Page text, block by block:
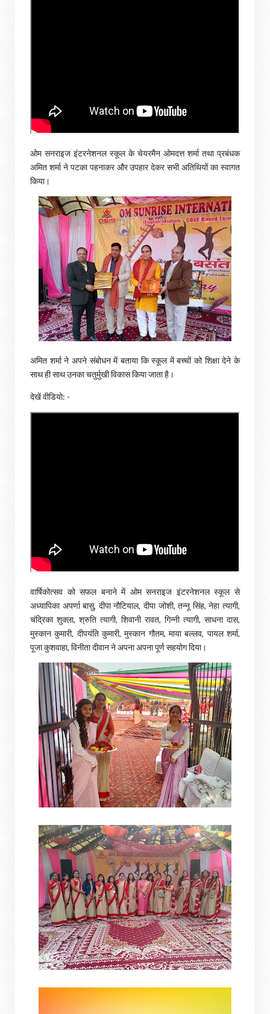
ओम सनराइज इंटरनेशनल स्कूल के चेयरमैन ओमदत्त शर्मा तथा प्रबंधक
अमित शर्मा ने पटका पहनाकर और उपहार देकर सभी अतिथियों का स्वागत
किया।
अमित शर्मा ने अपने संबोधन में बताया कि स्कूल में बच्चों को शिक्षा देने के
साथ ही साथ उनका चतुर्मुखी विकास किया जाता है।
देखें वीडियो: -
वार्षिकोत्सव को सफल बनाने में ओम सनराइज इंटरनेशनल स्कूल से
अध्यापिका अपर्णा बासु, दीपा नौटियाल, दीपा जोशी, तन्नू सिंह, नेहा त्यागी,
चंद्रिका शुक्ला, श्रुति त्यागी, शिवानी रावत, गिन्नी त्यागी, साधना दास,
मुस्कान कुमारी, दीपयंति कुमारी, मुस्कान गौतम, माया बल्लव, पायल शर्मा,
पूजा कुशवाहा, विनीता दीवान ने अपना अपना पूर्ण सहयोग दिया।